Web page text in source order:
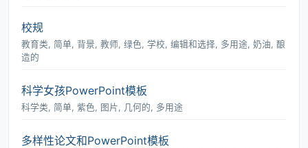
校规
教育类, 简单, 背景, 教师, 绿色, 学校, 编辑和选择, 多用途, 奶油, 酿
造的
科学女孩PowerPoint模板
科学类, 简单, 紫色, 图片, 几何的, 多用途
多样性论文和PowerPoint模板